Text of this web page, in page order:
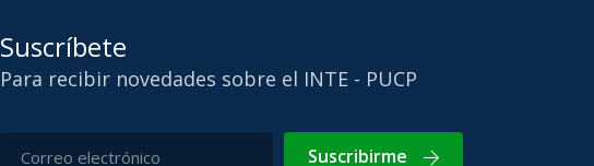
Suscríbete
Para recibir novedades sobre el INTE - PUCP
Suscribirme